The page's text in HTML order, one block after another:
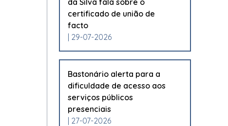
da Silva fala sobre o
certificado de união de
facto
| 29-07-2026
Bastonário alerta para a
dificuldade de acesso aos
serviços públicos
presenciais
| 27-07-2026